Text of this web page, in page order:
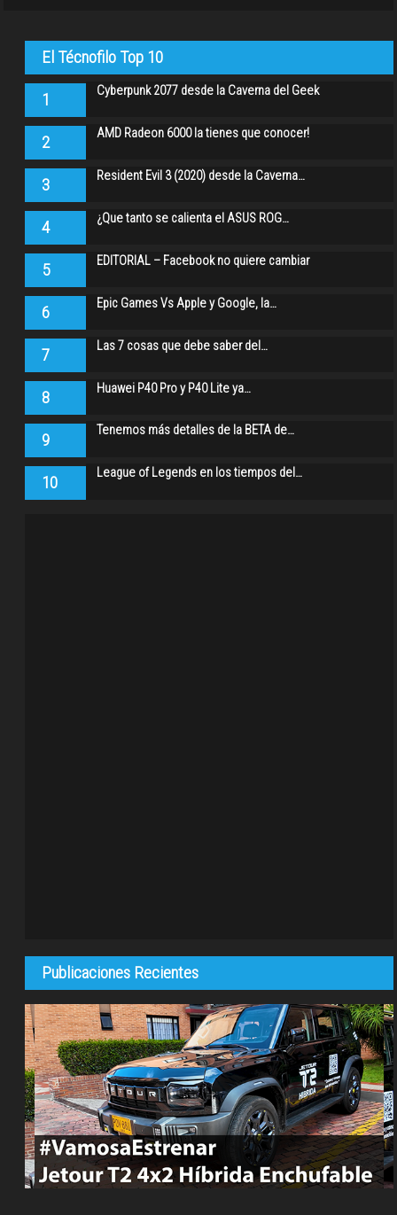
El Técnofilo Top 10
1 Cyberpunk 2077 desde la Caverna del Geek
2 AMD Radeon 6000 la tienes que conocer!
3 Resident Evil 3 (2020) desde la Caverna…
4 ¿Que tanto se calienta el ASUS ROG…
5 EDITORIAL – Facebook no quiere cambiar
6 Epic Games Vs Apple y Google, la…
7 Las 7 cosas que debe saber del…
8 Huawei P40 Pro y P40 Lite ya…
9 Tenemos más detalles de la BETA de…
10 League of Legends en los tiempos del…
Publicaciones Recientes